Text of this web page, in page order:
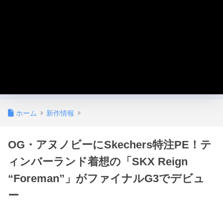
ホーム 新作情報
OG・アヌノビーにSkechers特注PE！テ
ィンバーランド着想の「SKX Reign
“Foreman”」がファイナルG3でデビュ
ー